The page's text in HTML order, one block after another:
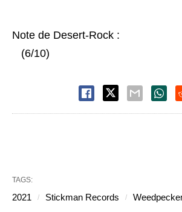
Note de Desert-Rock :
(6/10)
TAGS:
2021 Stickman Records